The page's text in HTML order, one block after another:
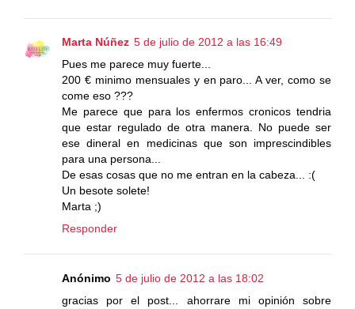
Marta Núñez 5 de julio de 2012 a las 16:49
Pues me parece muy fuerte...
200 € minimo mensuales y en paro... A ver, como se
come eso ???
Me parece que para los enfermos cronicos tendria
que estar regulado de otra manera. No puede ser
ese dineral en medicinas que son imprescindibles
para una persona...
De esas cosas que no me entran en la cabeza... :(
Un besote solete!
Marta ;)
Responder
Anónimo 5 de julio de 2012 a las 18:02
gracias por el post... ahorrare mi opinión sobre